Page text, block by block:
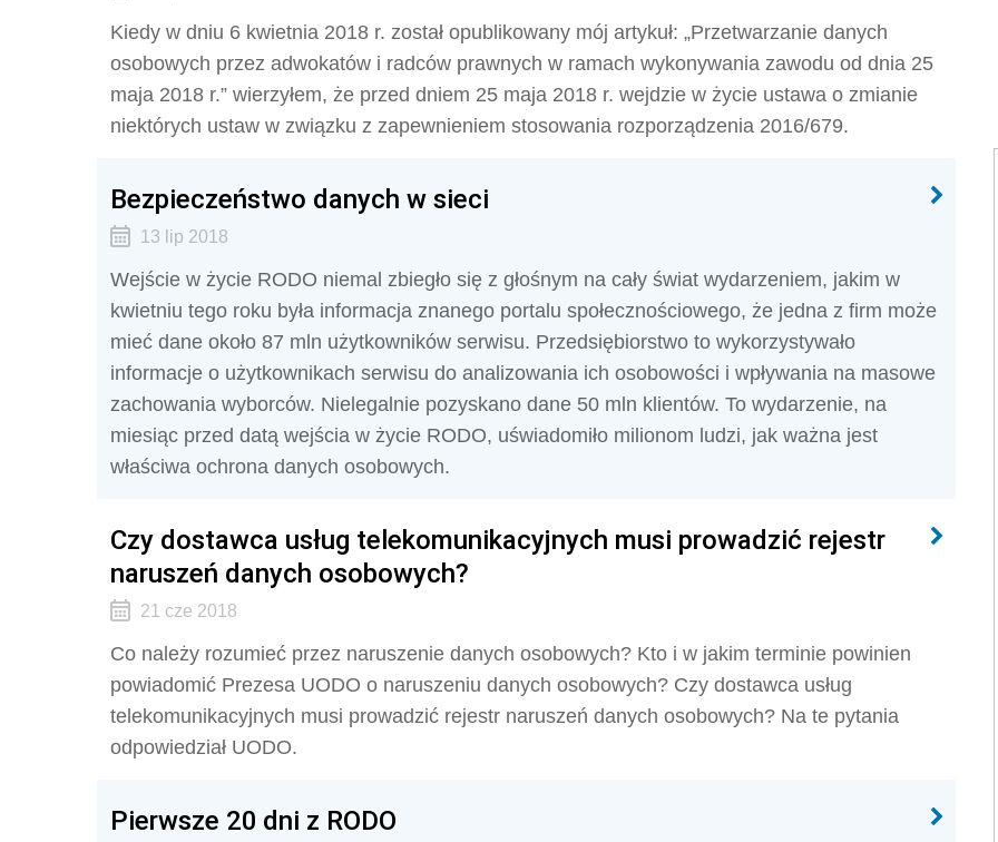
Kiedy w dniu 6 kwietnia 2018 r. został opublikowany mój artykuł: „Przetwarzanie danych
osobowych przez adwokatów i radców prawnych w ramach wykonywania zawodu od dnia 25
maja 2018 r.” wierzyłem, że przed dniem 25 maja 2018 r. wejdzie w życie ustawa o zmianie
niektórych ustaw w związku z zapewnieniem stosowania rozporządzenia 2016/679.
Bezpieczeństwo danych w sieci
13 lip 2018
Wejście w życie RODO niemal zbiegło się z głośnym na cały świat wydarzeniem, jakim w
kwietniu tego roku była informacja znanego portalu społecznościowego, że jedna z firm może
mieć dane około 87 mln użytkowników serwisu. Przedsiębiorstwo to wykorzystywało
informacje o użytkownikach serwisu do analizowania ich osobowości i wpływania na masowe
zachowania wyborców. Nielegalnie pozyskano dane 50 mln klientów. To wydarzenie, na
miesiąc przed datą wejścia w życie RODO, uświadomiło milionom ludzi, jak ważna jest
właściwa ochrona danych osobowych.
Czy dostawca usług telekomunikacyjnych musi prowadzić rejestr
naruszeń danych osobowych?
21 cze 2018
Co należy rozumieć przez naruszenie danych osobowych? Kto i w jakim terminie powinien
powiadomić Prezesa UODO o naruszeniu danych osobowych? Czy dostawca usług
telekomunikacyjnych musi prowadzić rejestr naruszeń danych osobowych? Na te pytania
odpowiedział UODO.
Pierwsze 20 dni z RODO